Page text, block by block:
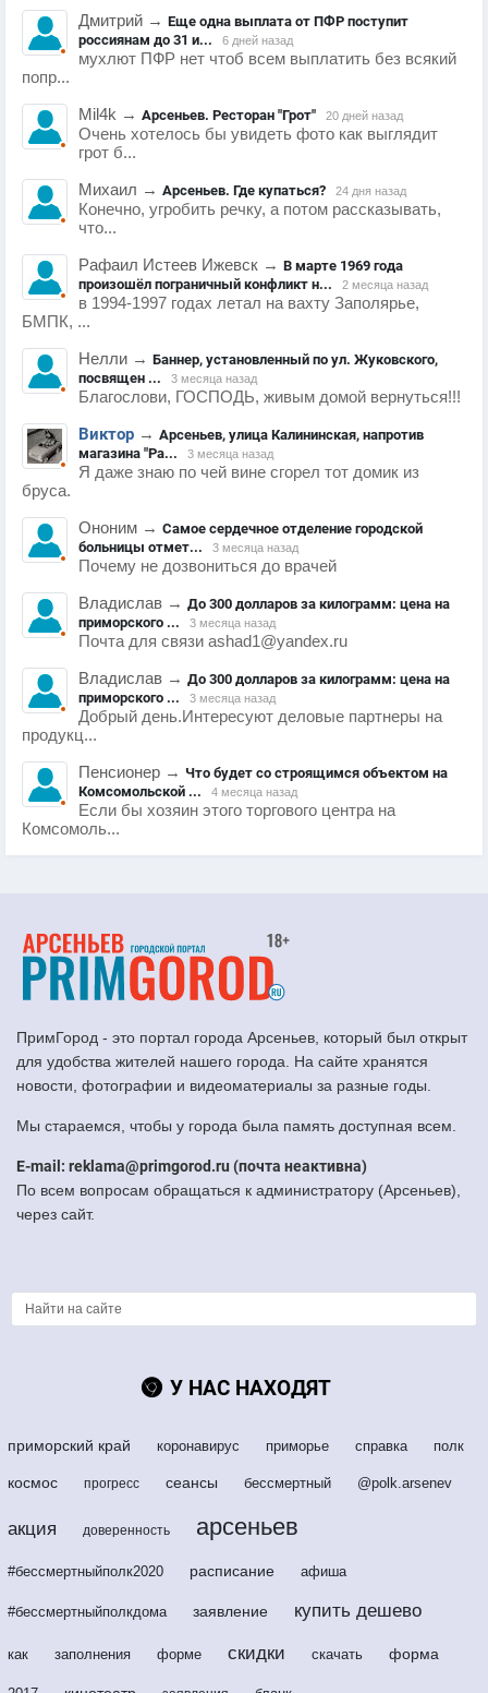
Дмитрий → Еще одна выплата от ПФР поступит
россиянам до 31 и...
6 дней назад
мухлют ПФР нет чтоб всем выплатить без всякий
попр...
Mil4k → Арсеньев. Ресторан "Грот" 20 дней назад
Очень хотелось бы увидеть фото как выглядит
грот б...
Михаил → Арсеньев. Где купаться? 24 дня назад
Конечно, угробить речку, а потом рассказывать,
что...
Рафаил Истеев Ижевск → В марте 1969 года
произошёл пограничный конфликт н...
2 месяца назад
в 1994-1997 годах летал на вахту Заполярье,
БМПК, ...
Нелли → Баннер, установленный по ул. Жуковского,
посвящен ...
3 месяца назад
Благослови, ГОСПОДЬ, живым домой вернуться!!!
Виктор → Арсеньев, улица Калининская, напротив
магазина "Ра...
3 месяца назад
Я даже знаю по чей вине сгорел тот домик из
бруса.
Ононим → Самое сердечное отделение городской
больницы отмет...
3 месяца назад
Почему не дозвониться до врачей
Владислав → До 300 долларов за килограмм: цена на
приморского ...
3 месяца назад
Почта для связи ashad1@yandex.ru
Владислав → До 300 долларов за килограмм: цена на
приморского ...
3 месяца назад
Добрый день.Интересуют деловые партнеры на
продукц...
Пенсионер → Что будет со строящимся объектом на
Комсомольской ...
4 месяца назад
Если бы хозяин этого торгового центра на
Комсомоль...
ПримГород - это портал города Арсеньев, который был открыт
для удобства жителей нашего города. На сайте хранятся
новости, фотографии и видеоматериалы за разные годы.
Мы стараемся, чтобы у города была память доступная всем.
E-mail: reklama@primgorod.ru (почта неактивна)
По всем вопросам обращаться к администратору (Арсеньев),
через сайт.
У НАС НАХОДЯТ
приморский край коронавирус приморье справка полк
космос прогресс сеансы бессмертный @polk.arsenev
акция доверенность арсеньев
#бессмертныйполк2020 расписание афиша
#бессмертныйполкдома заявление купить дешево
как заполнения форме скидки скачать форма